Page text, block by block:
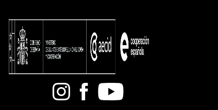
BandcampInstagramFacebook
Youtube